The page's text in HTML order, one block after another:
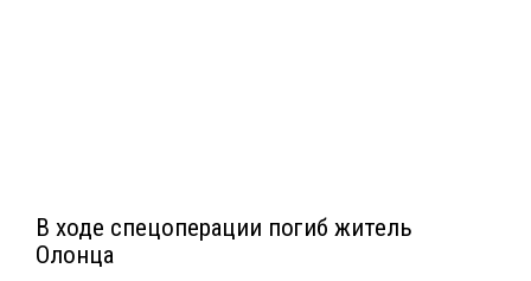
В ходе спецоперации погиб житель
Олонца